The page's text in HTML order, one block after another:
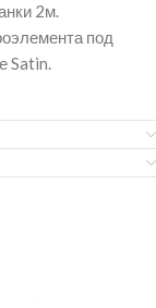
2м.
под
Satin.